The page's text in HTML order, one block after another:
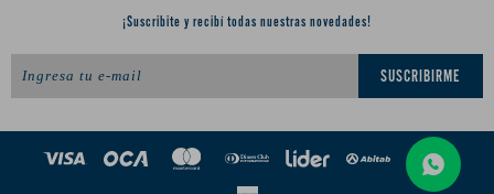
¡Suscribite y recibí todas nuestras novedades!
SUSCRIBIRME